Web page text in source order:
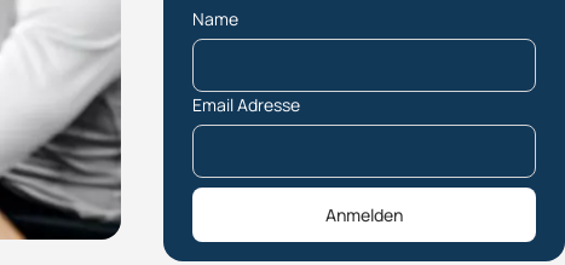
Name
Email Adresse
Anmelden